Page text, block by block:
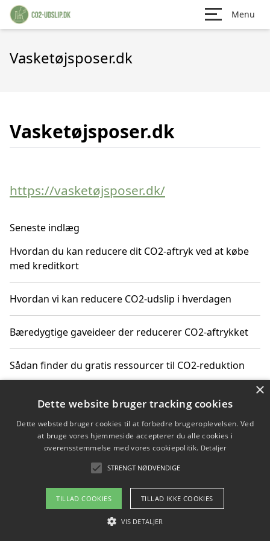
Menu
Vasketøjsposer.dk
Vasketøjsposer.dk
https://vasketøjsposer.dk/
Seneste indlæg
Hvordan du kan reducere dit CO2-aftryk ved at købe
med kreditkort
Hvordan vi kan reducere CO2-udslip i hverdagen
Bæredygtige gaveideer der reducerer CO2-aftrykket
Sådan finder du gratis ressourcer til CO2-reduktion
Hvordan gadgets til hjemmet kan reducere CO2-udslip
Copyright 2026 - Pilanto Aps
Om / kontakt
Blog Betingelser
×
Dette website bruger tracking cookies
Dette websted bruger cookies til at forbedre brugeroplevelsen. Ved
at bruge vores hjemmeside accepterer du alle cookies i
overensstemmelse med vores cookiepolitik. Detaljer
STRENGT NØDVENDIGE
TILLAD COOKIES TILLAD IKKE COOKIES
VIS DETALJER